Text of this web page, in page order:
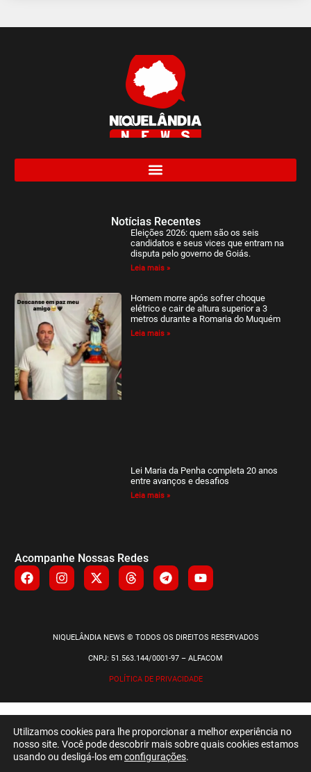
Notícias Recentes
Eleições 2026: quem são os seis
candidatos e seus vices que entram na
disputa pelo governo de Goiás.
Leia mais »
Homem morre após sofrer choque
elétrico e cair de altura superior a 3
metros durante a Romaria do Muquém
Leia mais »
Lei Maria da Penha completa 20 anos
entre avanços e desafios
Leia mais »
Acompanhe Nossas Redes
NIQUELÂNDIA NEWS © TODOS OS DIREITOS RESERVADOS
CNPJ: 51.563.144/0001-97 – ALFACOM
POLÍTICA DE PRIVACIDADE
Utilizamos cookies para lhe proporcionar a melhor experiência no
nosso site. Você pode descobrir mais sobre quais cookies estamos
usando ou desligá-los emconfigurações.